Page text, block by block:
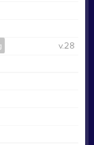
v.28